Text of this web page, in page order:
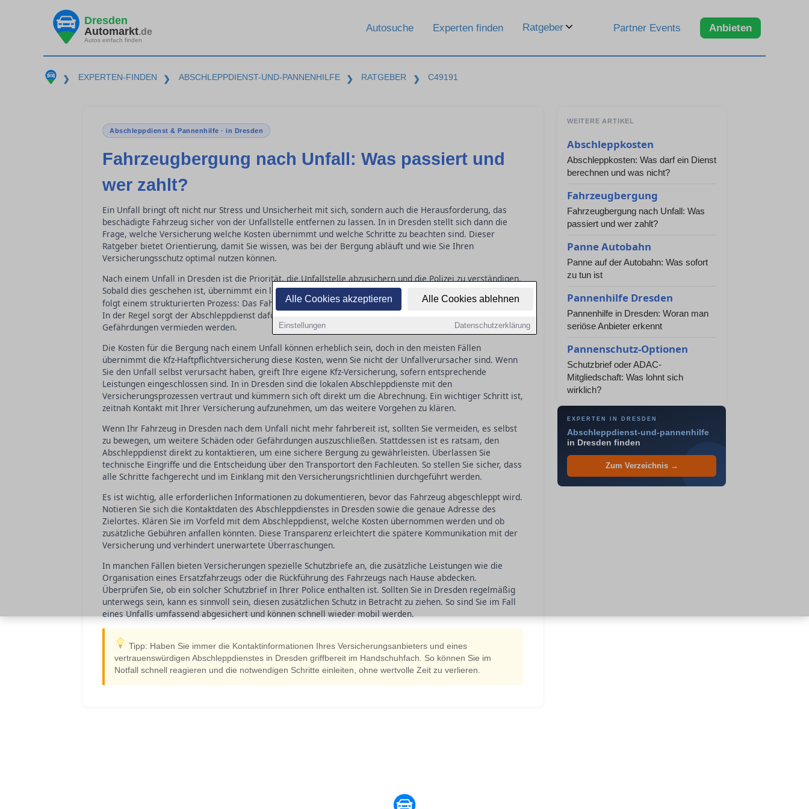
Alle Cookies akzeptieren Alle Cookies ablehnen
Einstellungen Datenschutzerklärung
Dresden
Automarkt.de
Autos einfach finden
Autosuche Experten finden Ratgeber Partner Events Anbieten
❯ EXPERTEN-FINDEN ❯ ABSCHLEPPDIENST-UND-PANNENHILFE ❯ RATGEBER ❯ C49191
Abschleppdienst & Pannenhilfe · in Dresden
Fahrzeugbergung nach Unfall: Was passiert und
wer zahlt?
Ein Unfall bringt oft nicht nur Stress und Unsicherheit mit sich, sondern auch die Herausforderung, das
beschädigte Fahrzeug sicher von der Unfallstelle entfernen zu lassen. In in Dresden stellt sich dann die
Frage, welche Versicherung welche Kosten übernimmt und welche Schritte zu beachten sind. Dieser
Ratgeber bietet Orientierung, damit Sie wissen, was bei der Bergung abläuft und wie Sie Ihren
Versicherungsschutz optimal nutzen können.
Nach einem Unfall in Dresden ist die Priorität, die Unfallstelle abzusichern und die Polizei zu verständigen.
Sobald dies geschehen ist, übernimmt ein lokaler
die Bergung des Fahrzeugs. Der Ablauf
folgt einem strukturierten Prozess: Das Fahrzeug wird aufgeladen und zu einem sicheren Ort transportiert.
In der Regel sorgt der Abschleppdienst dafür, dass die Straße schnell wieder frei ist und eventuelle
Gefährdungen vermieden werden.
Die Kosten für die Bergung nach einem Unfall können erheblich sein, doch in den meisten Fällen
übernimmt die Kfz-Haftpflichtversicherung diese Kosten, wenn Sie nicht der Unfallverursacher sind. Wenn
Sie den Unfall selbst verursacht haben, greift Ihre eigene Kfz-Versicherung, sofern entsprechende
Leistungen eingeschlossen sind. In in Dresden sind die lokalen Abschleppdienste mit den
Versicherungsprozessen vertraut und kümmern sich oft direkt um die Abrechnung. Ein wichtiger Schritt ist,
zeitnah Kontakt mit Ihrer Versicherung aufzunehmen, um das weitere Vorgehen zu klären.
Wenn Ihr Fahrzeug in Dresden nach dem Unfall nicht mehr fahrbereit ist, sollten Sie vermeiden, es selbst
zu bewegen, um weitere Schäden oder Gefährdungen auszuschließen. Stattdessen ist es ratsam, den
Abschleppdienst direkt zu kontaktieren, um eine sichere Bergung zu gewährleisten. Überlassen Sie
technische Eingriffe und die Entscheidung über den Transportort den Fachleuten. So stellen Sie sicher, dass
alle Schritte fachgerecht und im Einklang mit den Versicherungsrichtlinien durchgeführt werden.
Es ist wichtig, alle erforderlichen Informationen zu dokumentieren, bevor das Fahrzeug abgeschleppt wird.
Notieren Sie sich die Kontaktdaten des Abschleppdienstes in Dresden sowie die genaue Adresse des
Zielortes. Klären Sie im Vorfeld mit dem Abschleppdienst, welche Kosten übernommen werden und ob
zusätzliche Gebühren anfallen könnten. Diese Transparenz erleichtert die spätere Kommunikation mit der
Versicherung und verhindert unerwartete Überraschungen.
In manchen Fällen bieten Versicherungen spezielle Schutzbriefe an, die zusätzliche Leistungen wie die
Organisation eines Ersatzfahrzeugs oder die Rückführung des Fahrzeugs nach Hause abdecken.
Überprüfen Sie, ob ein solcher Schutzbrief in Ihrer Police enthalten ist. Sollten Sie in Dresden regelmäßig
unterwegs sein, kann es sinnvoll sein, diesen zusätzlichen Schutz in Betracht zu ziehen. So sind Sie im Fall
eines Unfalls umfassend abgesichert und können schnell wieder mobil werden.
Tipp: Haben Sie immer die Kontaktinformationen Ihres Versicherungsanbieters und eines
vertrauenswürdigen Abschleppdienstes in Dresden griffbereit im Handschuhfach. So können Sie im
Notfall schnell reagieren und die notwendigen Schritte einleiten, ohne wertvolle Zeit zu verlieren.
WEITERE ARTIKEL
Abschleppkosten
Abschleppkosten: Was darf ein Dienst
berechnen und was nicht?
Fahrzeugbergung
Fahrzeugbergung nach Unfall: Was
passiert und wer zahlt?
Panne Autobahn
Panne auf der Autobahn: Was sofort
zu tun ist
Pannenhilfe Dresden
Pannenhilfe in Dresden: Woran man
seriöse Anbieter erkennt
Pannenschutz-Optionen
Schutzbrief oder ADAC-
Mitgliedschaft: Was lohnt sich
wirklich?
EXPERTEN IN DRESDEN
Abschleppdienst-und-pannenhilfe
in Dresden finden
Zum Verzeichnis →